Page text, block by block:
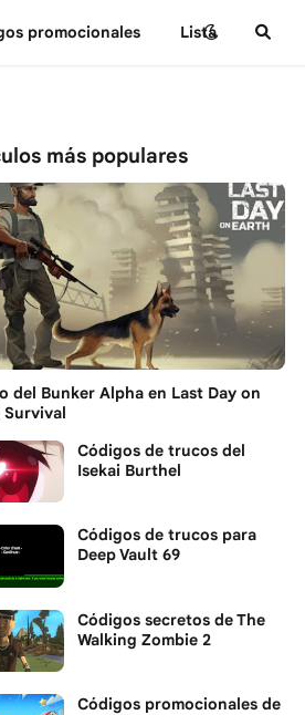
promocionales Lista
más populares
del Bunker Alpha en Last Day on
Survival
Códigos de trucos del
Isekai Burthel
Códigos de trucos para
Deep Vault 69
Códigos secretos de The
Walking Zombie 2
Códigos promocionales de